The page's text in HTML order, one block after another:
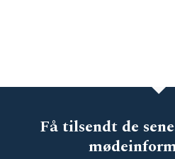
Få tilsendt de